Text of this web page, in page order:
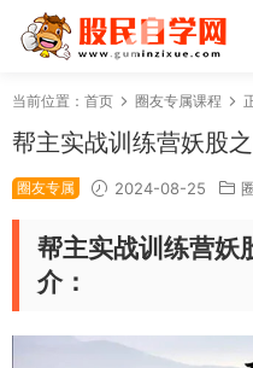
当前位置： 首页 圈友专属课程
帮主实战训练营妖股
圈友专属 2024-08-25
帮主实战训练营妖
介：